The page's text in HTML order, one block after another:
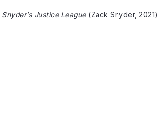
Snyder’s Justice League(Zack Snyder, 2021),